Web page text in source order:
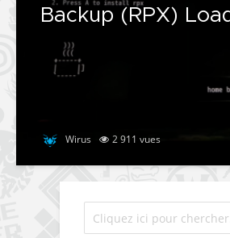
Backup (RPX)
Wirus 2 911 vues